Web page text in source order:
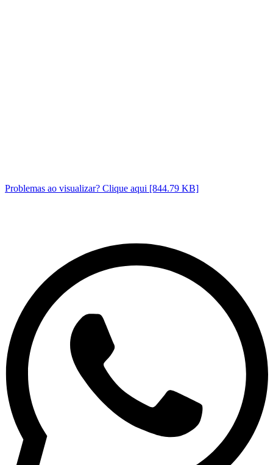
Problemas ao visualizar? Clique aqui [844.79 KB]